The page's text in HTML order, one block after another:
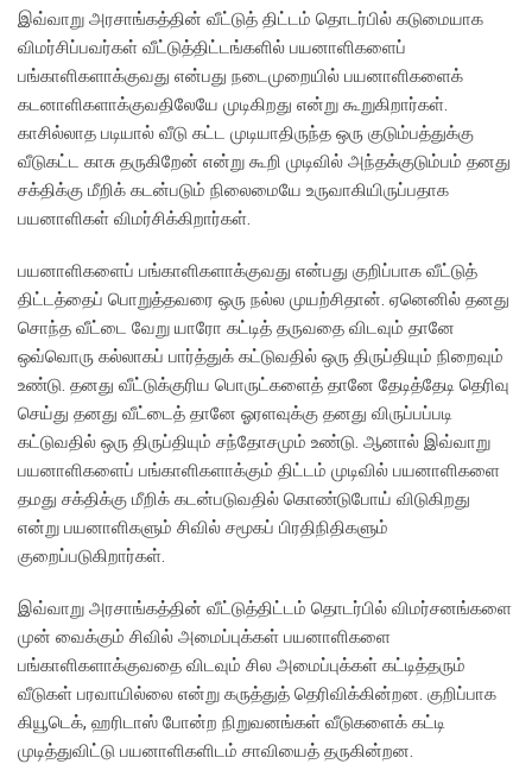
இவ்வாறு அரசாங்கத்தின் வீட்டுத் திட்டம் தொடர்பில் கடுமையாக
விமர்சிப்பவர்கள் வீட்டுத்திட்டங்களில் பயனாளிகளைப்
பங்காளிகளாக்குவது என்பது நடைமுறையில் பயனாளிகளைக்
கடனாளிகளாக்குவதிலேயே முடிகிறது என்று கூறுகிறார்கள்.
காசில்லாத படியால் வீடு கட்ட முடியாதிருந்த ஒரு குடும்பத்துக்கு
வீடுகட்ட காசு தருகிறேன் என்று கூறி முடிவில் அந்தக்குடும்பம் தனது
சக்திக்கு மீறிக் கடன்படும் நிலைமையே உருவாகியிருப்பதாக
பயனாளிகள் விமர்சிக்கிறார்கள்.
பயனாளிகளைப் பங்காளிகளாக்குவது என்பது குறிப்பாக வீட்டுத்
திட்டத்தைப் பொறுத்தவரை ஒரு நல்ல முயற்சிதான். ஏனெனில் தனது
சொந்த வீட்டை வேறு யாரோ கட்டித் தருவதை விடவும் தானே
ஒவ்வொரு கல்லாகப் பார்த்துக் கட்டுவதில் ஒரு திருப்தியும் நிறைவும்
உண்டு. தனது வீட்டுக்குரிய பொருட்களைத் தானே தேடித்தேடி தெரிவு
செய்து தனது வீட்டைத் தானே ஓரளவுக்கு தனது விருப்பப்படி
கட்டுவதில் ஒரு திருப்தியும் சந்தோசமும் உண்டு. ஆனால் இவ்வாறு
பயனாளிகளைப் பங்காளிகளாக்கும் திட்டம் முடிவில் பயனாளிகளை
தமது சக்திக்கு மீறிக் கடன்படுவதில் கொண்டுபோய் விடுகிறது
என்று பயனாளிகளும் சிவில் சமூகப் பிரதிநிதிகளும்
குறைப்படுகிறார்கள்.
இவ்வாறு அரசாங்கத்தின் வீட்டுத்திட்டம் தொடர்பில் விமர்சனங்களை
முன் வைக்கும் சிவில் அமைப்புக்கள் பயனாளிகளை
பங்காளிகளாக்குவதை விடவும் சில அமைப்புக்கள் கட்டித்தரும்
வீடுகள் பரவாயில்லை என்று கருத்துத் தெரிவிக்கின்றன. குறிப்பாக
கியூடெக், ஹரிடாஸ் போன்ற நிறுவனங்கள் வீடுகளைக் கட்டி
முடித்துவிட்டு பயனாளிகளிடம் சாவியைத் தருகின்றன.